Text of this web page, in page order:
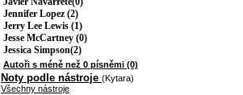
Jennifer Lopez (2)
Jerry Lee Lewis (1)
Jesse McCartney (0)
Jessica Simpson(2)
Autoři s méně než 0 písněmi (0)
Noty podle nástroje (Kytara)
Všechny nástroje